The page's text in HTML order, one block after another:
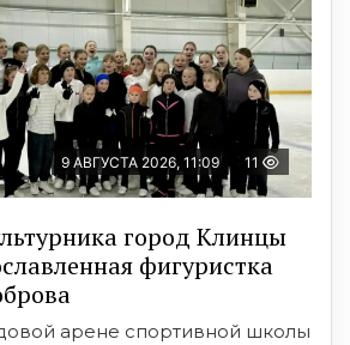
9 АВГУСТА 2026, 11:09 11
город Клинцы
фигуристка
арене спортивной школы